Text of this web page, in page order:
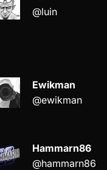
@luin
Ewikman
@ewikman
Hammarn86
@hammarn86